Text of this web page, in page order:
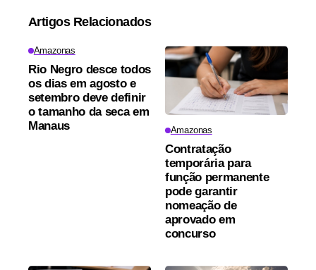
Artigos Relacionados
Amazonas
Rio Negro desce todos
os dias em agosto e
setembro deve definir
o tamanho da seca em
Manaus
Amazonas
Contratação
temporária para
função permanente
pode garantir
nomeação de
aprovado em
concurso